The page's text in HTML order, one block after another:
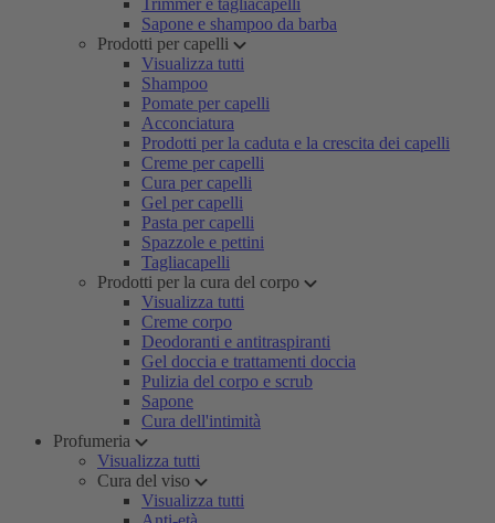
Trimmer e tagliacapelli
Sapone e shampoo da barba
Prodotti per capelli
Visualizza tutti
Shampoo
Pomate per capelli
Acconciatura
Prodotti per la caduta e la crescita dei capelli
Creme per capelli
Cura per capelli
Gel per capelli
Pasta per capelli
Spazzole e pettini
Tagliacapelli
Prodotti per la cura del corpo
Visualizza tutti
Creme corpo
Deodoranti e antitraspiranti
Gel doccia e trattamenti doccia
Pulizia del corpo e scrub
Sapone
Cura dell'intimità
Profumeria
Visualizza tutti
Cura del viso
Visualizza tutti